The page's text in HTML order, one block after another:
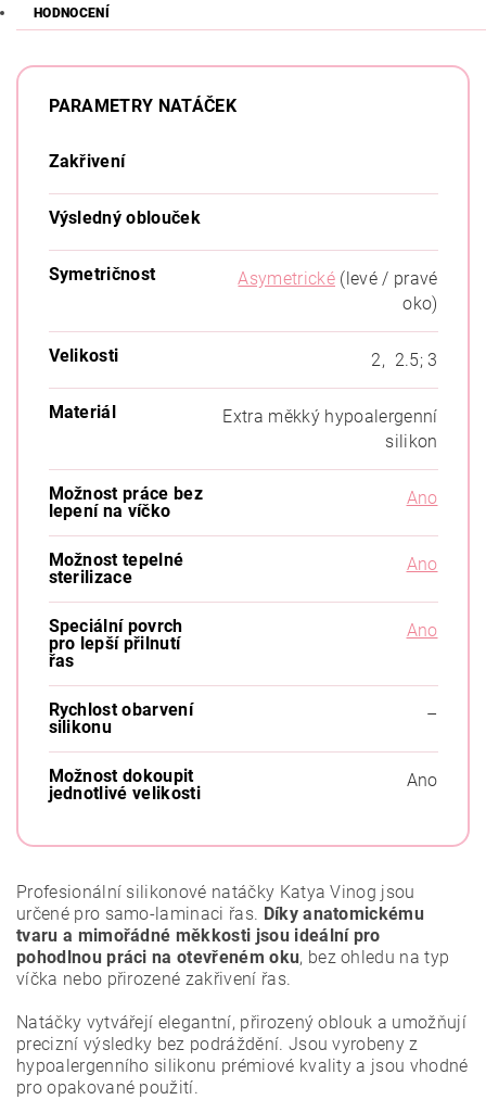
HODNOCENÍ
PARAMETRY NATÁČEK
Zakřivení
Výsledný oblouček
Symetričnost Asymetrické (levé / pravé
oko)
Velikosti 2, 2.5; 3
Materiál
Extra měkký hypoalergenní
silikon
Možnost práce bez
lepení na víčko
Ano
Možnost tepelné
sterilizace
Ano
Speciální povrch
pro lepší přilnutí
řas
Ano
Rychlost obarvení
silikonu
–
Možnost dokoupit
jednotlivé velikosti
Ano
Profesionální silikonové natáčky Katya Vinog jsou
určené pro samo-laminaci řas. Díky anatomickému
tvaru a mimořádné měkkosti jsou ideální pro
pohodlnou práci na otevřeném oku, bez ohledu na typ
víčka nebo přirozené zakřivení řas.
Natáčky vytvářejí elegantní, přirozený oblouk a umožňují
precizní výsledky bez podráždění. Jsou vyrobeny z
hypoalergenního silikonu prémiové kvality a jsou vhodné
pro opakované použití.